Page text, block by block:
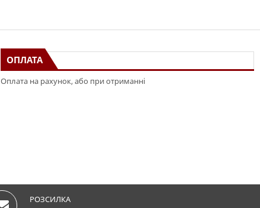
ОПЛАТА
Оплата на рахунок, або при отриманні
РОЗСИЛКА